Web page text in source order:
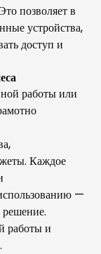
позволяет в
устройства,
доступ и
работы или
Каждое
—
работы и